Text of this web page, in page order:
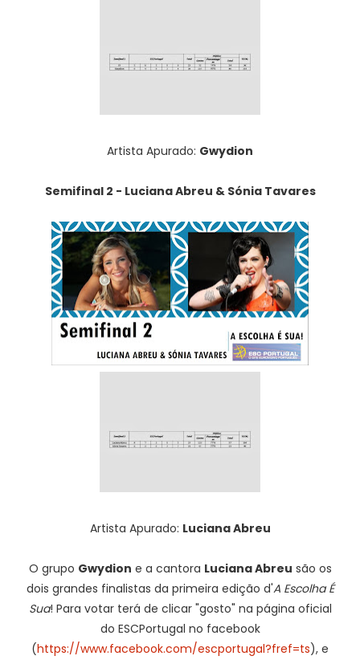
Artista Apurado: Gwydion
Semifinal 2 - Luciana Abreu & Sónia Tavares
Artista Apurado: Luciana Abreu
O grupo Gwydion e a cantora Luciana Abreu são os
dois grandes finalistas da primeira edição d'A Escolha É
Sua! Para votar terá de clicar "gosto" na página oficial
do ESCPortugal no facebook
(https://www.facebook.com/escportugal?fref=ts), e